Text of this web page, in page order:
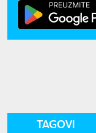
TAGOVI